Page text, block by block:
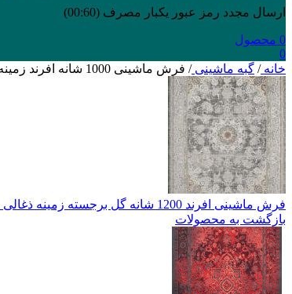
ارسال مجدد رمز عبور یکبار مصرف (00:
60
)
0 محصول
0
خانه/ گبه ماشینی/ فرش ماشینی 1000 شانه افرند زمینه لاکی كد 300417
فرش ماشینی افرند 1200 شانه گل برجسته زمینه ذغالی متالیک کد 2266
بازگشت به محصولات